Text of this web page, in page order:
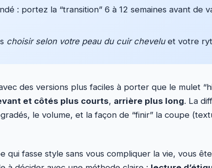
: portez la “transition” 6 à 12 semaines avant de
choisir selon votre peau du cuir cheveluet votre
des versions plus faciles à porter que le mulet
et côtés plus courts, arrière plus long. La
le volume, et la façon de “finir” la coupe
qui fasse style sans vous compliquer la vie, vous